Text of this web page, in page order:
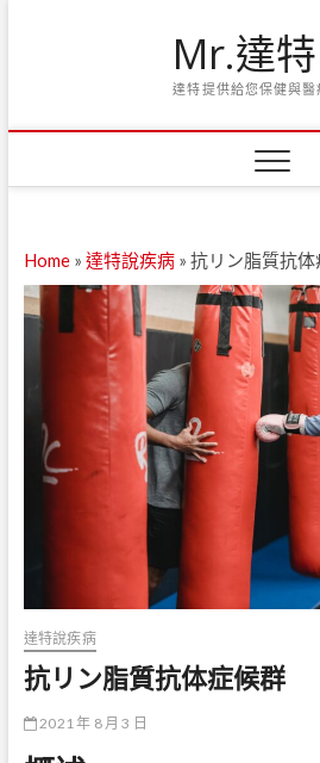
Mr.達特
達特提供給您保健與醫
Home» 達特說疾病» 抗リン脂質抗体
達特說疾病
抗リン脂質抗体症候群
2021 年 8 月 3 日